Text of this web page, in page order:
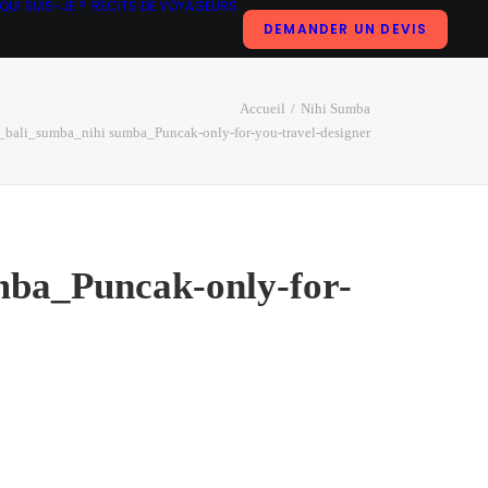
QUI SUIS-JE ? RÉCITS DE VOYAGEURS
DEMANDER UN DEVIS
Accueil
Nihi Sumba
sumba_Puncak-only-for-you-travel-designer
only-for-